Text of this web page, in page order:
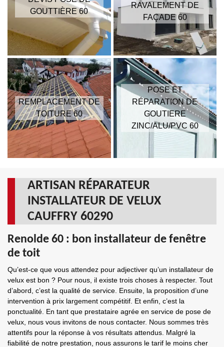
GOUTTIÈRE 60
RAVALEMENT DE
FAÇADE 60
REMPLACEMENT DE
TOITURE 60
POSE ET
RÉPARATION DE
GOUTIERE
ZINC/ALU/PVC 60
ARTISAN RÉPARATEUR
INSTALLATEUR DE VELUX
CAUFFRY 60290
Renolde 60 : bon installateur de fenêtre
de toit
Qu’est-ce que vous attendez pour adjectiver qu’un installateur de
velux est bon ? Pour nous, il existe trois choses à respecter. Tout
d’abord, c’est la qualité de service. Ensuite, la proposition d’une
intervention à prix largement compétitif. Et enfin, c’est la
ponctualité. En tant que prestataire agrée en service de pose de
velux, nous vous invitons de nous contacter. Nous sommes très
attentifs pour la réponse à vos résultats attendus. Malgré la
fiabilité de notre prestation, nous assurons le tarif le moins cher